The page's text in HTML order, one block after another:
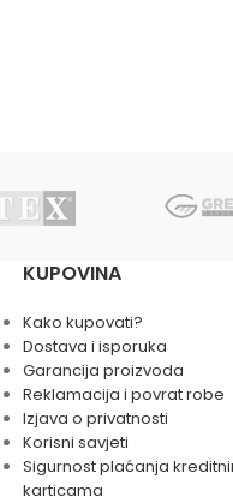
KUPOVINA
Kako kupovati?
Dostava i isporuka
Garancija proizvoda
Reklamacija i povrat robe
Izjava o privatnosti
Korisni savjeti
Sigurnost plaćanja
karticama